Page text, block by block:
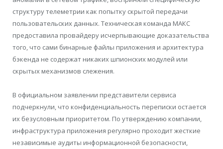
структуру телеметрии как попытку скрытой передачи
пользовательских данных. Техническая команда МАКС
предоставила провайдеру исчерпывающие доказательства
того, что сами бинарные файлы приложения и архитектура
бэкенда не содержат никаких шпионских модулей или
скрытых механизмов слежения.
В официальном заявлении представители сервиса
подчеркнули, что конфиденциальность переписки остается
их безусловным приоритетом. По утверждению компании,
инфраструктура приложения регулярно проходит жесткие
независимые аудиты информационной безопасности,